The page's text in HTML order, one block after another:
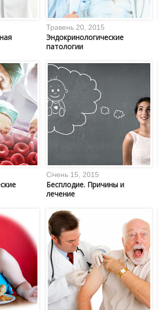
Травень 20, 2015
Эндокринологические
патологии
Січень 15, 2015
Бесплодие. Причины и
лечение